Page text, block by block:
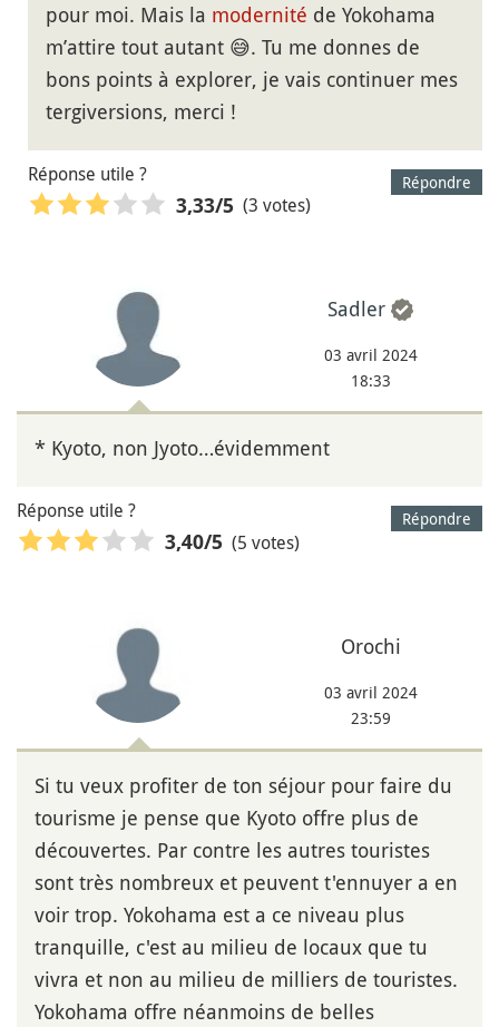
pour moi. Mais la modernité de Yokohama
m’attire tout autant 😅. Tu me donnes de
bons points à explorer, je vais continuer mes
tergiversions, merci !
Répondre
Réponse utile ?
3,33/5 (3 votes)
Sadler
03 avril 2024
18:33
* Kyoto, non Jyoto…évidemment
Répondre
Réponse utile ?
3,40/5 (5 votes)
Orochi
03 avril 2024
23:59
Si tu veux profiter de ton séjour pour faire du
tourisme je pense que Kyoto offre plus de
découvertes. Par contre les autres touristes
sont très nombreux et peuvent t'ennuyer a en
voir trop. Yokohama est a ce niveau plus
tranquille, c'est au milieu de locaux que tu
vivra et non au milieu de milliers de touristes.
Yokohama offre néanmoins de belles